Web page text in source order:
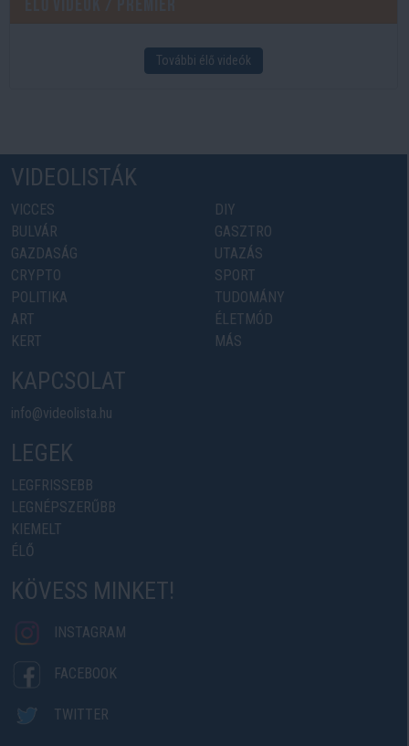
További élő videók
VIDEOLISTÁK
VICCES
BULVÁR
GAZDASÁG
CRYPTO
POLITIKA
ART
KERT
DIY
GASZTRO
UTAZÁS
SPORT
TUDOMÁNY
ÉLETMÓD
MÁS
KAPCSOLAT
info@videolista.hu
LEGEK
LEGFRISSEBB
LEGNÉPSZERŰBB
KIEMELT
ÉLŐ
KÖVESS MINKET!
INSTAGRAM
FACEBOOK
TWITTER